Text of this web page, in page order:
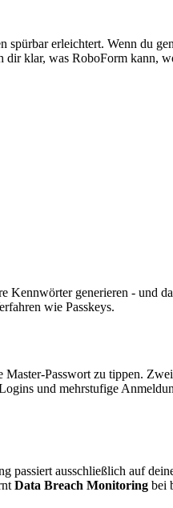
erleichtert. Wenn du
klar, was RoboForm kann,
Kennwörter generieren - und
wie Passkeys.
Passwort zu tippen.
und mehrstufige
passiert ausschließlich auf
Data Breach Monitoring bei